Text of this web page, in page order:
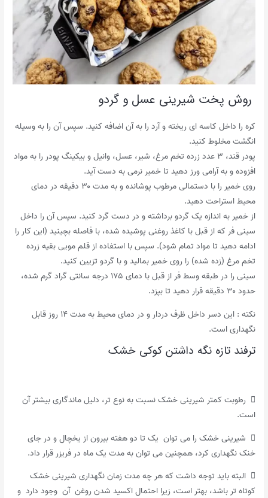
روش پخت شیرینی عسل و گردو
کره را داخل کاسه ای ریخته و آرد را به آن اضافه کنید. سپس آن را به وسیله
انگشت مخلوط کنید.
پودر قند، ۳ عدد زرده تخم مرغ، شیر، عسل، وانیل و بیکینگ پودر را به مواد
افزوده و به آرامی ورز دهید تا خمیر نرمی به دست آید.
روی خمیر را با دستمالی مرطوب پوشانده و به مدت ۳۰ دقیقه در دمای
محیط استراحت دهید.
از خمیر به اندازه یک گردو برداشته و در دست گرد کنید. سپس آن را داخل
سینی فر که از قبل با کاغذ روغنی پوشیده شده، با فاصله بچینید (این کار را
ادامه دهید تا مواد تمام شود). سپس با استفاده از قلم مویی بقیه زرده
تخم مرغ (زده شده) را روی خمیر بمالید و با گردو تزیین کنید.
سینی را در طبقه وسط فر از قبل با دمای ۱۷۵ درجه سانتی گراد گرم شده،
حدود ۳۰ دقیقه قرار دهید تا بپزد.
نکته : این دسر داخل ظرف دردار و در دمای محیط به مدت ۱۴ روز قابل
نگهداری است.
ترفند تازه نگه داشتن کوکی خشک
 رطوبت کمتر شیرینی خشک نسبت به نوع تر، دلیل ماندگاری بیشتر آن
است.
 شیرینی خشک را می توان یک تا دو هفته بیرون از یخچال و در جای
خنک نگهداری کرد، همچنین می توان به مدت یک ماه در فریزر قرار داد.
 البته باید توجه داشت که هر چه‌ مدت زمان نگهداری شیرینی خشک
کوتاه تر باشد، بهتر است، زیرا احتمال اکسید شدن روغن آن وجود دارد و